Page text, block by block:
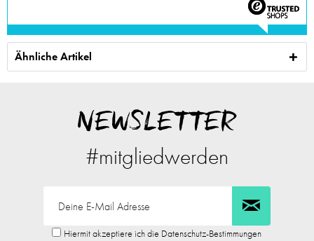
Ähnliche Artikel
NEWSLETTER
#mitgliedwerden
Hiermit akzeptiere ich die Datenschutz-Bestimmungen